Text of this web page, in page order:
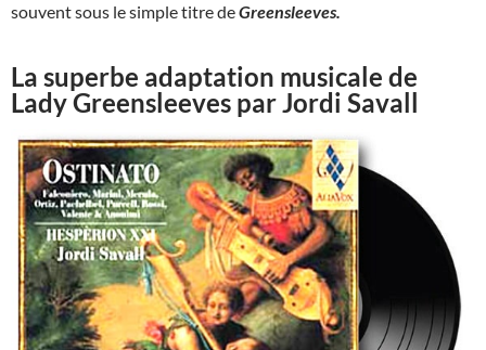
souvent sous le simple titre deGreensleeves.
La superbe adaptation musicale de
Lady Greensleeves par Jordi Savall